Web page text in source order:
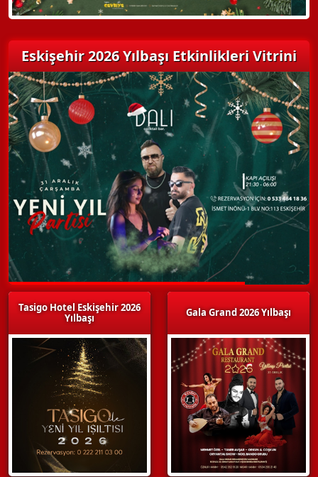
Eskişehir 2026 Yılbaşı Etkinlikleri Vitrini
Tasigo Hotel Eskişehir 2026
Yılbaşı
Gala Grand 2026 Yılbaşı